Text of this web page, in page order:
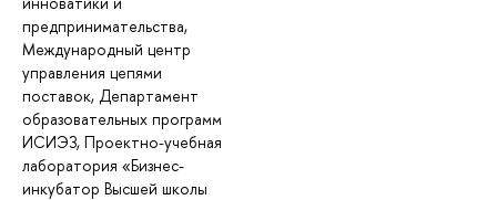
предпринимательства,
Международный центр
управления цепями
поставок, Департамент
образовательных программ
ИСИЭЗ, Проектно-учебная
лаборатория «Бизнес-
инкубатор Высшей школы